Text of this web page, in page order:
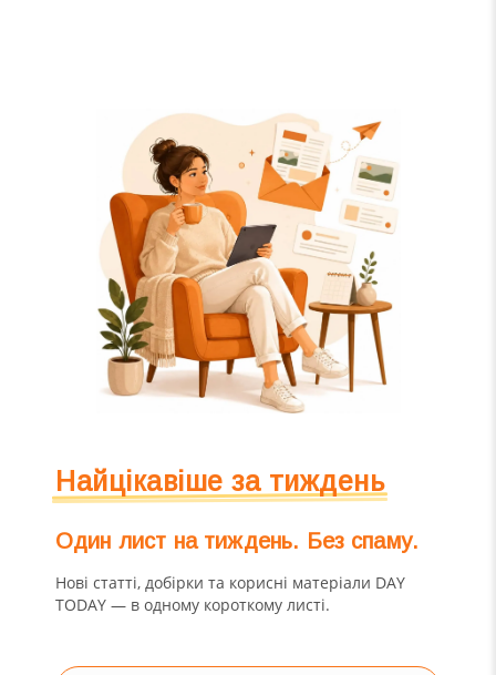
Найцікавіше за тиждень
Один лист на тиждень. Без спаму.
Нові статті, добірки та корисні матеріали DAY
TODAY — в одному короткому листі.